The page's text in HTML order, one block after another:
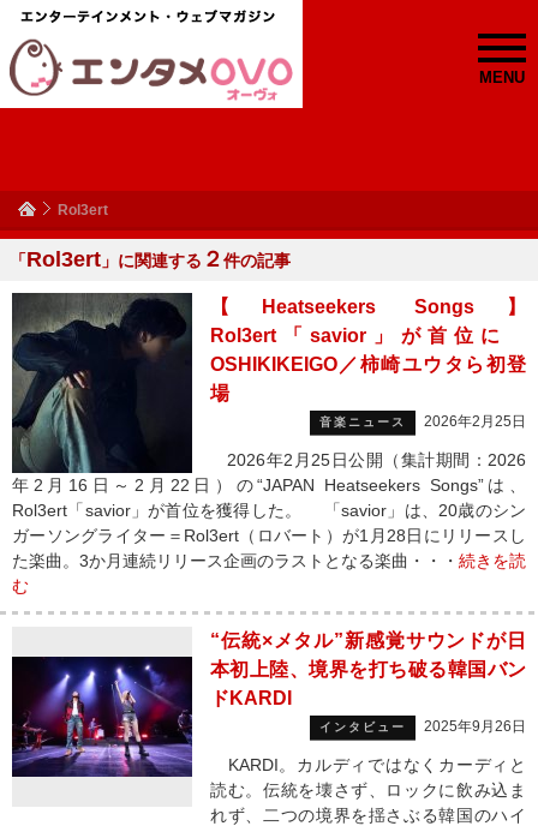
MENU
Rol3ert
「Rol3ert 」に関連する ２件の記事
【Heatseekers Songs】
Rol3ert「savior」が首位に
OSHIKIKEIGO／柿崎ユウタら初登
場
音楽ニュース 2026年2月25日
2026年2月25日公開（集計期間：2026
年2月16日～2月22日）の“JAPAN Heatseekers Songs”は、
Rol3ert「savior」が首位を獲得した。 「savior」は、20歳のシン
ガーソングライター＝Rol3ert（ロバート）が1月28日にリリースし
た楽曲。3か月連続リリース企画のラストとなる楽曲・・・ 続きを読
む
“伝統×メタル”新感覚サウンドが日
本初上陸、境界を打ち破る韓国バン
ドKARDI
インタビュー 2025年9月26日
KARDI。カルディではなくカーディと
読む。伝統を壊さず、ロックに飲み込ま
れず、二つの境界を揺さぶる韓国のハイ